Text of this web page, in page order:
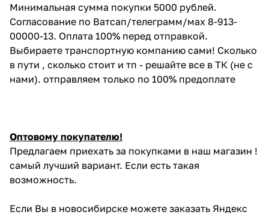
Минимальная сумма покупки 5000 рублей.
Согласование по Ватсап/телеграмм/мах 8-913-
00000-13. Оплата 100% перед отправкой.
Выбираете транспортную компанию сами! Сколько
в пути , сколько стоит и тп - решайте все в ТК (не с
нами). отправляем только по 100% предоплате
Оптовому покупателю!
Предлагаем приехать за покупками в наш магазин !
самый лучший вариант. Если есть такая
возможность.
Если Вы в новосибирске можете заказать Яндекс